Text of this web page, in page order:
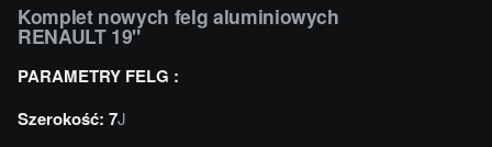
Komplet nowych felg aluminiowych
RENAULT 19"
PARAMETRY FELG :
Szerokość: 7J